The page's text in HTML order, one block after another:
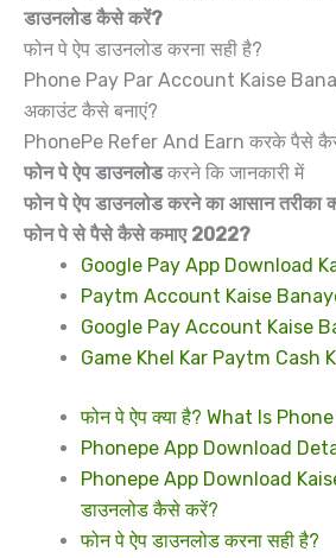
डाउनलोड कैसे करें?
फोन पे ऐप डाउनलोड करना सही है?
Phone Pay Par Account Kaise
अकाउंट कैसे बनाएं?
PhonePe Refer And Earn करके पैसे
फोन पे ऐप डाउनलोडकरने कि जानकारी में
फोन पे ऐप डाउनलोड करने का आसान तरीका
फोन पे से पैसे कैसे कमाए 2022?
Google Pay App Download
Paytm Account Kaise
Google Pay Account Kaise
Game Khel Kar Paytm Cash
फोन पे ऐप क्या है? What Is
Phonepe App Download
Phonepe App Download
डाउनलोड कैसे करें?
फोन पे ऐप डाउनलोड करना सही है?